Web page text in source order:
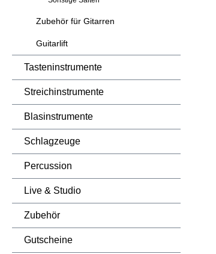
Zubehör für Gitarren
Guitarlift
Tasteninstrumente
Streichinstrumente
Blasinstrumente
Schlagzeuge
Percussion
Live & Studio
Zubehör
Gutscheine